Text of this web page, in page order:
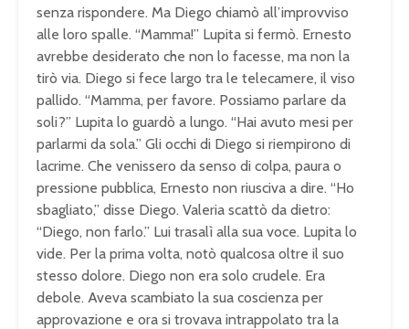
senza rispondere. Ma Diego chiamò all’improvviso
alle loro spalle. “Mamma!” Lupita si fermò. Ernesto
avrebbe desiderato che non lo facesse, ma non la
tirò via. Diego si fece largo tra le telecamere, il viso
pallido. “Mamma, per favore. Possiamo parlare da
soli?” Lupita lo guardò a lungo. “Hai avuto mesi per
parlarmi da sola.” Gli occhi di Diego si riempirono di
lacrime. Che venissero da senso di colpa, paura o
pressione pubblica, Ernesto non riusciva a dire. “Ho
sbagliato,” disse Diego. Valeria scattò da dietro:
“Diego, non farlo.” Lui trasalì alla sua voce. Lupita lo
vide. Per la prima volta, notò qualcosa oltre il suo
stesso dolore. Diego non era solo crudele. Era
debole. Aveva scambiato la sua coscienza per
approvazione e ora si trovava intrappolato tra la